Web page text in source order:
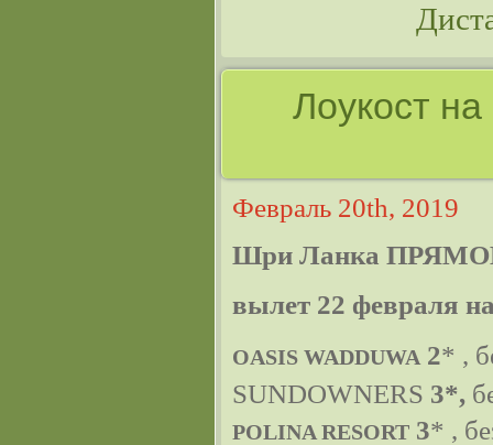
Лоукост
Февраль 20th, 2019
Шри Ланка
вылет 22 февраля
OASIS WADDUWA 2* ,
SUNDOWNERS 3*,
POLINA RESORT 3* ,